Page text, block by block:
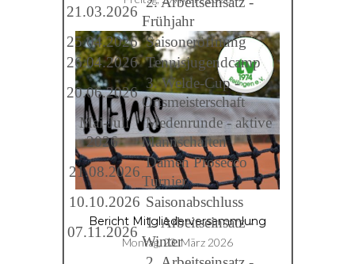
Bericht Mitgliederversammlung
Montag, 23. März 2026
21.03.2026
Frühjahr
25.04.2026 Saisoneröffnung
26.04.2026 Tennisjugendcamp
20.06.2026
3. Welde-Cup -
Ortsmeisterschaft
Mai-Juli
2026
Medenrunde - aktive
Mannschaften
21.08.2026
Damen Prosecco
Turnier
10.10.2026 Saisonabschluss
07.11.2026
1. Arbeitseinsatz -
Winter